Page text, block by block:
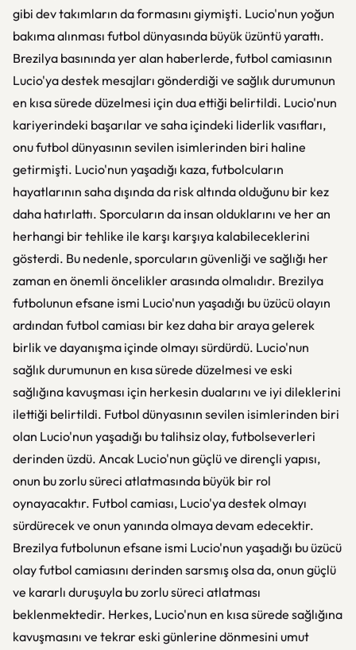
gibi dev takımların da formasını giymişti. Lucio'nun yoğun
bakıma alınması futbol dünyasında büyük üzüntü yarattı.
Brezilya basınında yer alan haberlerde, futbol camiasının
Lucio'ya destek mesajları gönderdiği ve sağlık durumunun
en kısa sürede düzelmesi için dua ettiği belirtildi. Lucio'nun
kariyerindeki başarılar ve saha içindeki liderlik vasıfları,
onu futbol dünyasının sevilen isimlerinden biri haline
getirmişti. Lucio'nun yaşadığı kaza, futbolcuların
hayatlarının saha dışında da risk altında olduğunu bir kez
daha hatırlattı. Sporcuların da insan olduklarını ve her an
herhangi bir tehlike ile karşı karşıya kalabileceklerini
gösterdi. Bu nedenle, sporcuların güvenliği ve sağlığı her
zaman en önemli öncelikler arasında olmalıdır. Brezilya
futbolunun efsane ismi Lucio'nun yaşadığı bu üzücü olayın
ardından futbol camiası bir kez daha bir araya gelerek
birlik ve dayanışma içinde olmayı sürdürdü. Lucio'nun
sağlık durumunun en kısa sürede düzelmesi ve eski
sağlığına kavuşması için herkesin dualarını ve iyi dileklerini
ilettiği belirtildi. Futbol dünyasının sevilen isimlerinden biri
olan Lucio'nun yaşadığı bu talihsiz olay, futbolseverleri
derinden üzdü. Ancak Lucio'nun güçlü ve dirençli yapısı,
onun bu zorlu süreci atlatmasında büyük bir rol
oynayacaktır. Futbol camiası, Lucio'ya destek olmayı
sürdürecek ve onun yanında olmaya devam edecektir.
Brezilya futbolunun efsane ismi Lucio'nun yaşadığı bu üzücü
olay futbol camiasını derinden sarsmış olsa da, onun güçlü
ve kararlı duruşuyla bu zorlu süreci atlatması
beklenmektedir. Herkes, Lucio'nun en kısa sürede sağlığına
kavuşmasını ve tekrar eski günlerine dönmesini umut